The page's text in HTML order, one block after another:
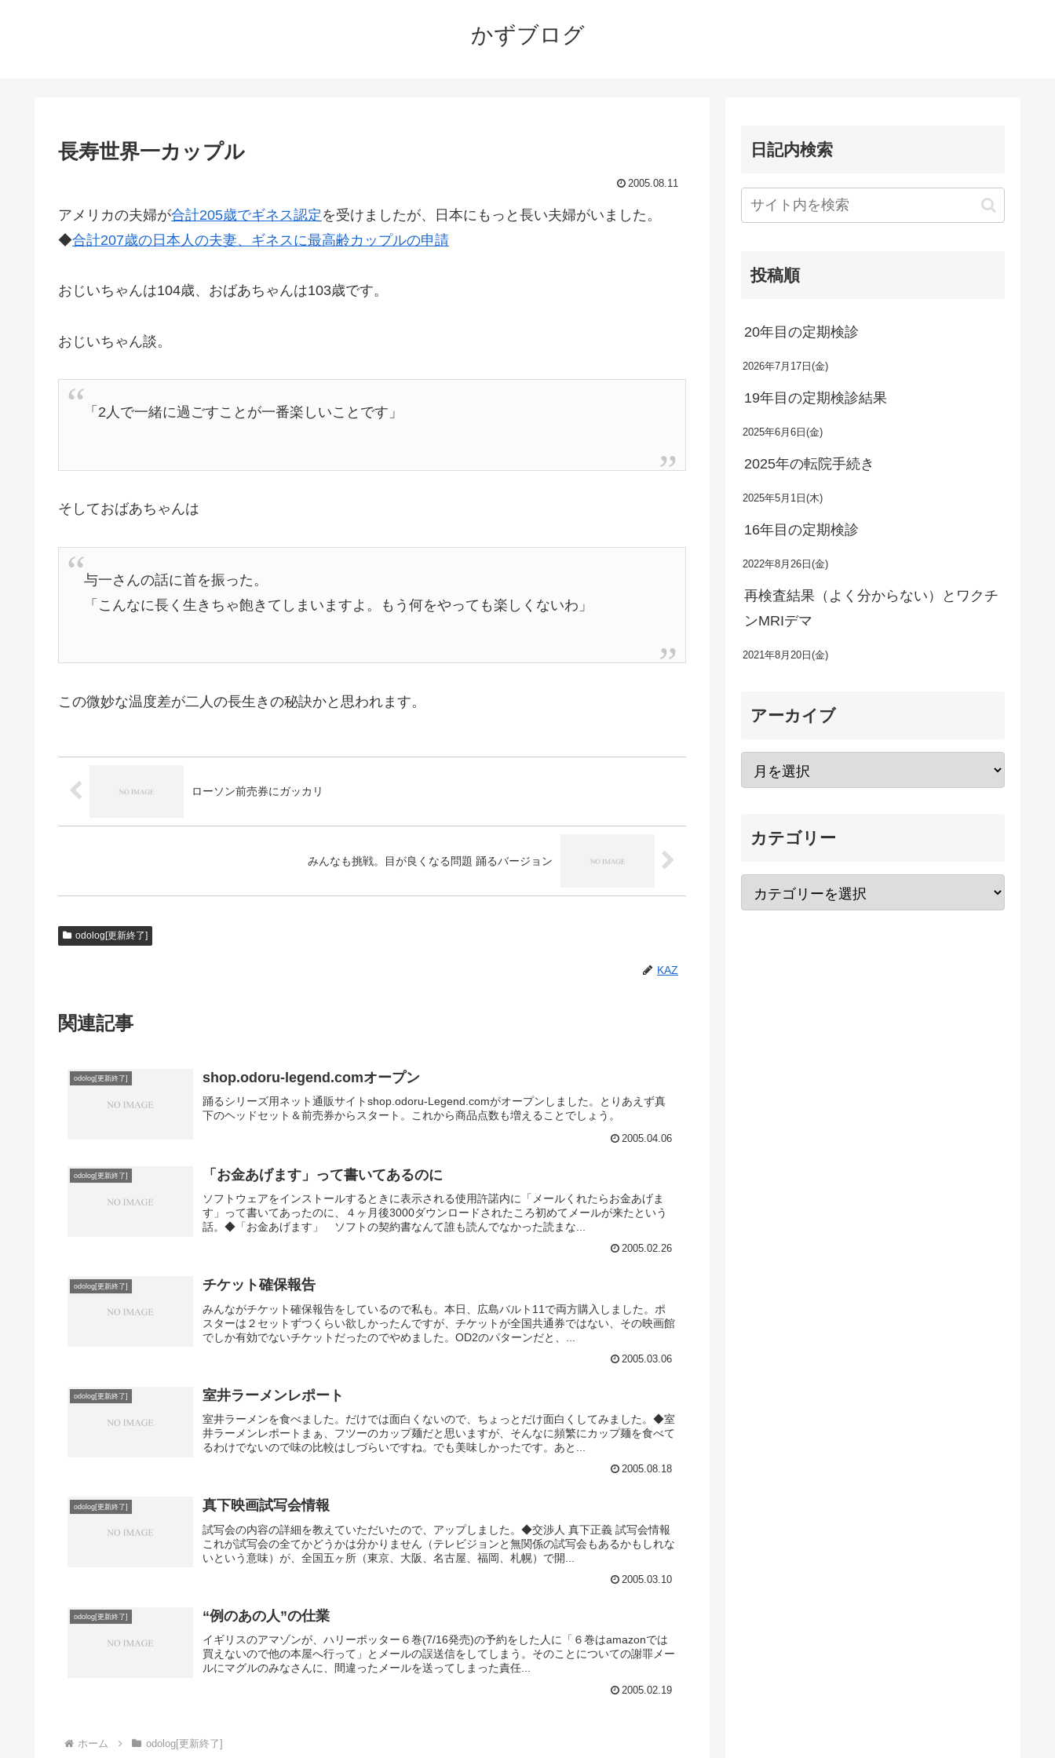
かずブログ
長寿世界一カップル
2005.08.11
アメリカの夫婦が合計205歳でギネス認定 を受けましたが、日本にもっと長い夫婦がいました。
◆合計207歳の日本人の夫妻、ギネスに最高齢カップルの申請
おじいちゃんは104歳、おばあちゃんは103歳です。
おじいちゃん談。
「2人で一緒に過ごすことが一番楽しいことです」
そしておばあちゃんは
与一さんの話に首を振った。
「こんなに長く生きちゃ飽きてしまいますよ。もう何をやっても楽しくないわ」
この微妙な温度差が二人の長生きの秘訣かと思われます。
ローソン前売券にガッカリ
みんなも挑戦。目が良くなる問題 踊るバージョン
odolog[更新終了]
KAZ
関連記事
odolog[更新終了] shop.odoru-legend.comオープン
踊るシリーズ用ネット通販サイトshop.odoru-Legend.comがオープンしました。とりあえず真
下のヘッドセット＆前売券からスタート。これから商品点数も増えることでしょう。
2005.04.06
odolog[更新終了] 「お金あげます」って書いてあるのに
ソフトウェアをインストールするときに表示される使用許諾内に「メールくれたらお金あげま
す」って書いてあったのに、４ヶ月後3000ダウンロードされたころ初めてメールが来たという
話。◆「お金あげます」 ソフトの契約書なんて誰も読んでなかった読まな...
2005.02.26
odolog[更新終了] チケット確保報告
みんながチケット確保報告をしているので私も。本日、広島バルト11で両方購入しました。ポ
スターは２セットずつくらい欲しかったんですが、チケットが全国共通券ではない、その映画館
でしか有効でないチケットだったのでやめました。OD2のパターンだと、...
2005.03.06
odolog[更新終了] 室井ラーメンレポート
室井ラーメンを食べました。だけでは面白くないので、ちょっとだけ面白くしてみました。◆室
井ラーメンレポートまぁ、フツーのカップ麺だと思いますが、そんなに頻繁にカップ麺を食べて
るわけでないので味の比較はしづらいですね。でも美味しかったです。あと...
2005.08.18
odolog[更新終了] 真下映画試写会情報
試写会の内容の詳細を教えていただいたので、アップしました。◆交渉人 真下正義 試写会情報
これが試写会の全てかどうかは分かりません（テレビジョンと無関係の試写会もあるかもしれな
いという意味）が、全国五ヶ所（東京、大阪、名古屋、福岡、札幌）で開...
2005.03.10
odolog[更新終了] “例のあの人”の仕業
イギリスのアマゾンが、ハリーポッター６巻(7/16発売)の予約をした人に「６巻はamazonでは
買えないので他の本屋へ行って」とメールの誤送信をしてしまう。そのことについての謝罪メー
ルにマグルのみなさんに、間違ったメールを送ってしまった責任...
2005.02.19
ホーム odolog[更新終了]
日記内検索
投稿順
20年目の定期検診
2026年7月17日(金)
19年目の定期検診結果
2025年6月6日(金)
2025年の転院手続き
2025年5月1日(木)
16年目の定期検診
2022年8月26日(金)
再検査結果（よく分からない）とワクチ
ンMRIデマ
2021年8月20日(金)
アーカイブ
カテゴリー